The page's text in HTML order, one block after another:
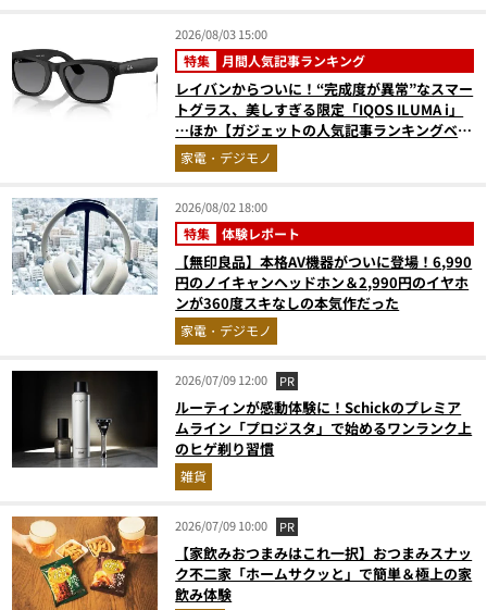
2026/08/03 15:00
特集 月間人気記事ランキング
レイバンからついに！“完成度が異常”なスマー
トグラス、美しすぎる限定「IQOS ILUMA i」
…ほか【ガジェットの人気記事ランキングベス
ト3】（2026年6月版）
家電・デジモノ
2026/08/02 18:00
特集 体験レポート
【無印良品】本格AV機器がついに登場！6,990
円のノイキャンヘッドホン＆2,990円のイヤホ
ンが360度スキなしの本気作だった
家電・デジモノ
2026/07/09 12:00 PR
ルーティンが感動体験に！Schickのプレミア
ムライン「プロジスタ」で始めるワンランク上
のヒゲ剃り習慣
雑貨
2026/07/09 10:00 PR
【家飲みおつまみはこれ一択】おつまみスナッ
ク不二家「ホームサクッと」で簡単＆極上の家
飲み体験